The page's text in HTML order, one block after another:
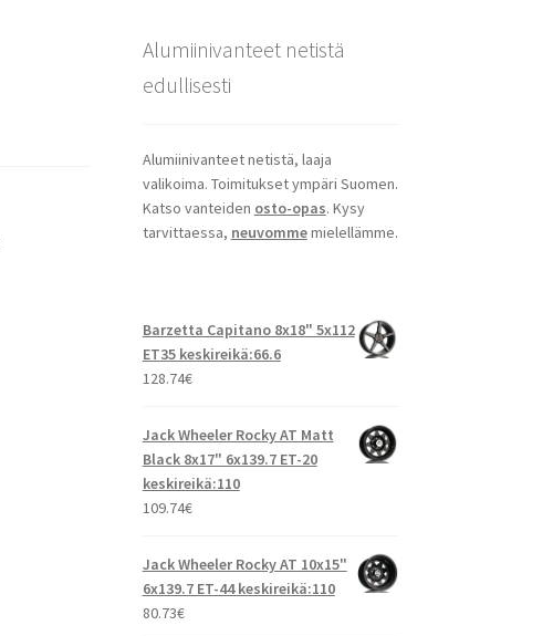
Alumiinivanteet netistä
edullisesti
Alumiinivanteet netistä, laaja
valikoima. Toimitukset ympäri Suomen.
Katso vanteiden osto-opas. Kysy
tarvittaessa, neuvommemielellämme.
Barzetta Capitano 8x18" 5x112
ET35 keskireikä:66.6
128.74€
Jack Wheeler Rocky AT Matt
Black 8x17" 6x139.7 ET-20
keskireikä:110
109.74€
Jack Wheeler Rocky AT 10x15"
6x139.7 ET-44 keskireikä:110
80.73€